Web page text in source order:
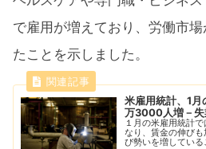
で雇用が増えており、労働市
たことを示しました。
米雇用統計、1
万3000人増－失
１月の米雇用統計
なり、賃金の伸び
び勢いを増してい